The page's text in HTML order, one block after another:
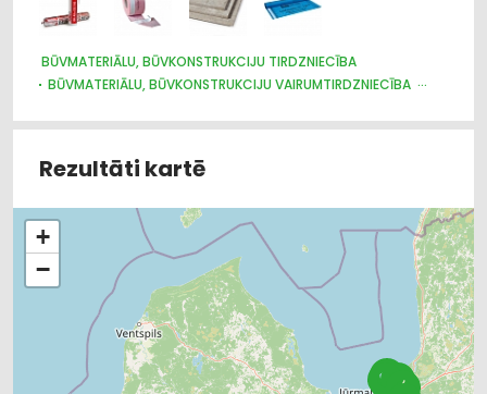
BŪVMATERIĀLU, BŪVKONSTRUKCIJU TIRDZNIECĪBA
BŪVMATERIĀLU, BŪVKONSTRUKCIJU VAIRUMTIRDZNIECĪBA
APDARES MATERIĀLI: VAIRUMTIRDZNIECĪBA
IEKRAUŠANAS UN IZKRAUŠANAS TEHNIKA
Rezultāti kartē
+
−